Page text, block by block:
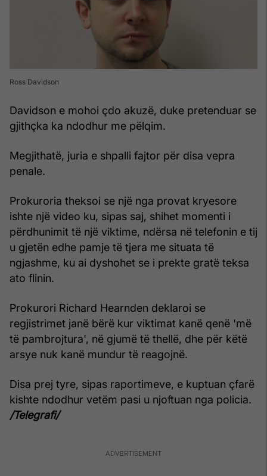
Ross Davidson
Davidson e mohoi çdo akuzë, duke pretenduar se
gjithçka ka ndodhur me pëlqim.
Megjithatë, juria e shpalli fajtor për disa vepra
penale.
Prokuroria theksoi se një nga provat kryesore
ishte një video ku, sipas saj, shihet momenti i
përdhunimit të një viktime, ndërsa në telefonin e tij
u gjetën edhe pamje të tjera me situata të
ngjashme, ku ai dyshohet se i prekte gratë teksa
ato flinin.
Prokurori Richard Hearnden deklaroi se
regjistrimet janë bërë kur viktimat kanë qenë 'më
të pambrojtura', në gjumë të thellë, dhe për këtë
arsye nuk kanë mundur të reagojnë.
Disa prej tyre, sipas raportimeve, e kuptuan çfarë
kishte ndodhur vetëm pasi u njoftuan nga policia.
/Telegrafi/